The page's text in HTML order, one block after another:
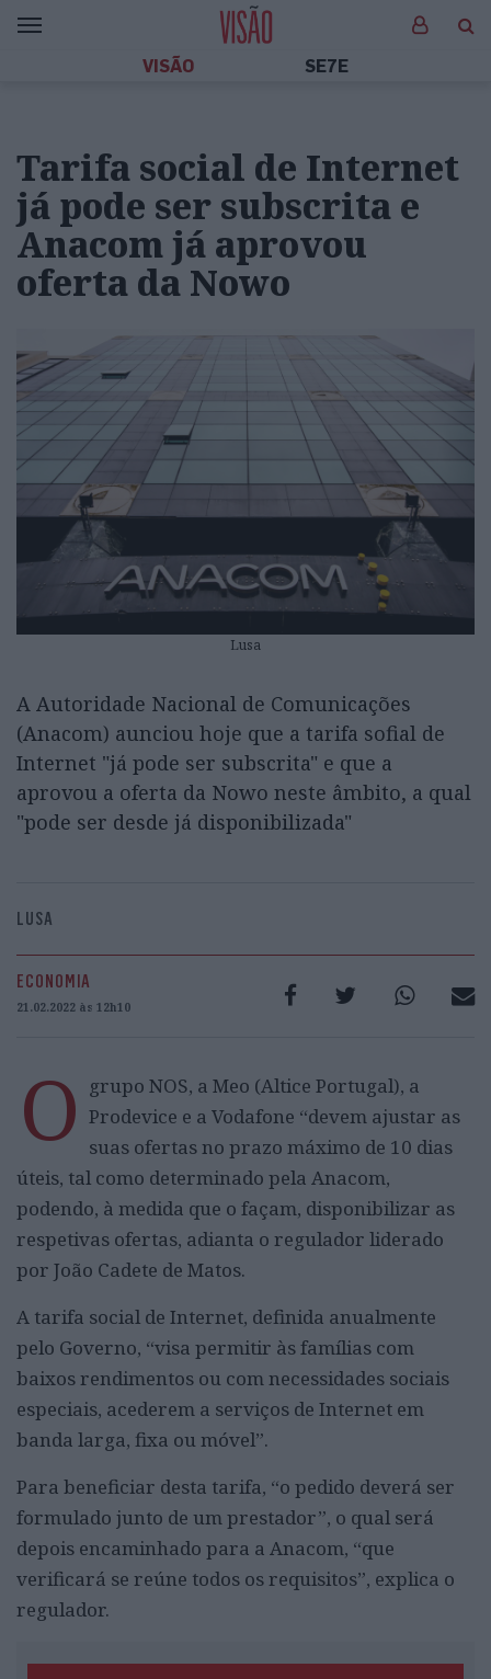
VISÃO SE7E
Tarifa social de Internet
já pode ser subscrita e
Anacom já aprovou
oferta da Nowo
Lusa
A Autoridade Nacional de Comunicações
(Anacom) aunciou hoje que a tarifa sofial de
Internet "já pode ser subscrita" e que a
aprovou a oferta da Nowo neste âmbito, a qual
"pode ser desde já disponibilizada"
LUSA
ECONOMIA
21.02.2022 às 12h10
O
grupo NOS, a Meo (Altice Portugal), a
Prodevice e a Vodafone “devem ajustar as
suas ofertas no prazo máximo de 10 dias
úteis, tal como determinado pela Anacom,
podendo, à medida que o façam, disponibilizar as
respetivas ofertas, adianta o regulador liderado
por João Cadete de Matos.
A tarifa social de Internet, definida anualmente
pelo Governo, “visa permitir às famílias com
baixos rendimentos ou com necessidades sociais
especiais, acederem a serviços de Internet em
banda larga, fixa ou móvel”.
Para beneficiar desta tarifa, “o pedido deverá ser
formulado junto de um prestador”, o qual será
depois encaminhado para a Anacom, “que
verificará se reúne todos os requisitos”, explica o
regulador.